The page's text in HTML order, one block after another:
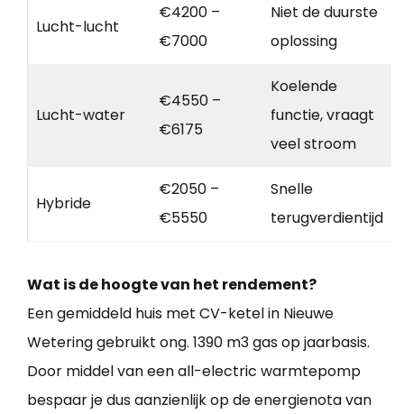
Lucht-lucht
€4200 –
€7000
Niet de duurste
oplossing
Lucht-water
€4550 –
€6175
Koelende
functie, vraagt
veel stroom
Hybride
€2050 –
€5550
Snelle
terugverdientijd
Wat is de hoogte van het rendement?
Een gemiddeld huis met CV-ketel in Nieuwe
Wetering gebruikt ong. 1390 m3 gas op jaarbasis.
Door middel van een all-electric warmtepomp
bespaar je dus aanzienlijk op de energienota van